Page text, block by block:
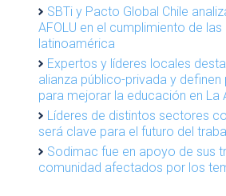
SBTi y Pacto Global Chile
AFOLU en el cumplimiento de
latinoamérica
Expertos y líderes locales
alianza público-privada y
para mejorar la educación en La
Líderes de distintos sectores
será clave para el futuro del
Sodimac fue en apoyo de sus
comunidad afectados por los